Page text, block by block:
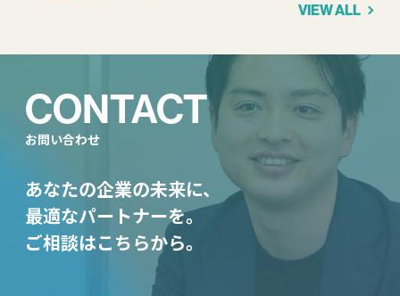
VIEW ALL
CONTACT
お問い合わせ
あなたの企業の未来に、
最適なパートナーを。
ご相談はこちらから。